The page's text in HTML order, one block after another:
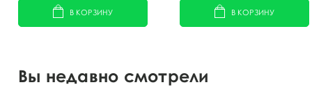
В КОРЗИНУ В КОРЗИНУ
Вы недавно смотрели